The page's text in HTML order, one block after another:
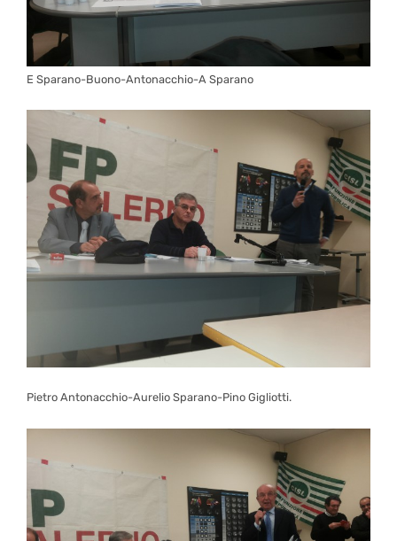
E Sparano-Buono-Antonacchio-A Sparano
Pietro Antonacchio-Aurelio Sparano-Pino Gigliotti.